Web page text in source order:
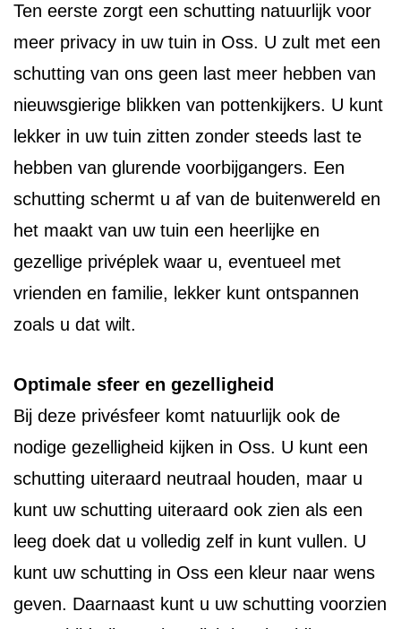
Ten eerste zorgt een schutting natuurlijk voor
meer privacy in uw tuin in Oss. U zult met een
schutting van ons geen last meer hebben van
nieuwsgierige blikken van pottenkijkers. U kunt
lekker in uw tuin zitten zonder steeds last te
hebben van glurende voorbijgangers. Een
schutting schermt u af van de buitenwereld en
het maakt van uw tuin een heerlijke en
gezellige privéplek waar u, eventueel met
vrienden en familie, lekker kunt ontspannen
zoals u dat wilt.
Optimale sfeer en gezelligheid
Bij deze privésfeer komt natuurlijk ook de
nodige gezelligheid kijken in Oss. U kunt een
schutting uiteraard neutraal houden, maar u
kunt uw schutting uiteraard ook zien als een
leeg doek dat u volledig zelf in kunt vullen. U
kunt uw schutting in Oss een kleur naar wens
geven. Daarnaast kunt u uw schutting voorzien